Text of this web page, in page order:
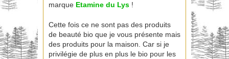
marque Etamine du Lys !
Cette fois ce ne sont pas des produits
de beauté bio que je vous présente mais
des produits pour la maison. Car si je
privilégie de plus en plus le bio pour les